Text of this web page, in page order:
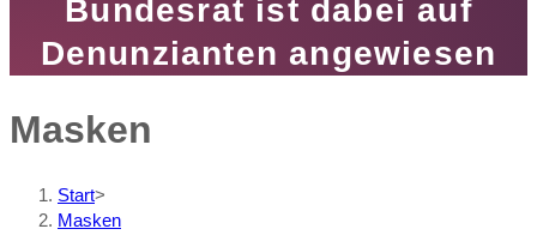
Bundesrat ist dabei auf
Denunzianten angewiesen
Masken
Start>
Masken